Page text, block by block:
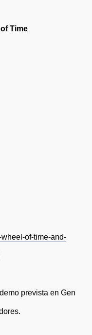
Time
of-time-and-
prevista en Gen